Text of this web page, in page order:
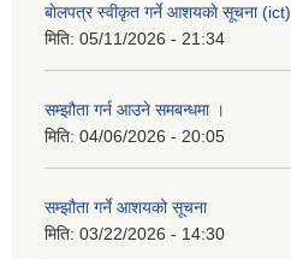
बाेलपत्र स्वीकृत गर्ने आशयकाे सूचना (ict)
मिति: 05/11/2026 - 21:34
सम्झौता गर्न आउने समबन्धमा ।
मिति: 04/06/2026 - 20:05
सम्झौता गर्ने आशयको सूचना
मिति: 03/22/2026 - 14:30